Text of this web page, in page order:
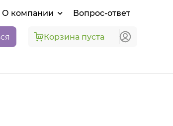
О компании Вопрос-ответ
Корзина пуста